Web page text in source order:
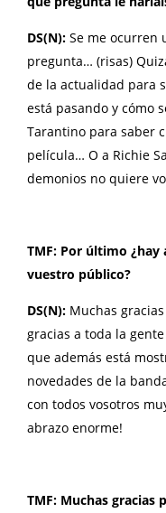
DS(N): Se me ocurren
pregunta… (risas)
de la actualidad para
está pasando y cómo
Tarantino para saber
película… O a Richie
demonios no quiere
TMF: Por último ¿hay
vuestro público?
DS(N): Muchas
gracias a toda la
que además está
novedades de la
con todos vosotros
abrazo enorme!
TMF: Muchas